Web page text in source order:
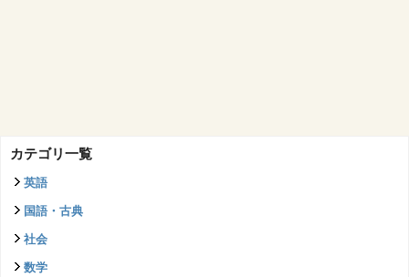
カテゴリ一覧
英語
国語・古典
社会
数学